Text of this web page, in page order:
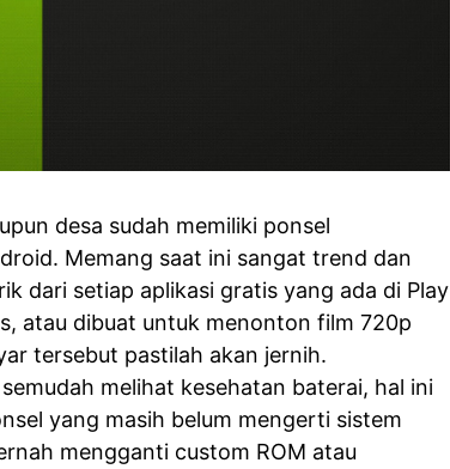
desa sudah memiliki ponsel
Memang saat ini sangat trend dan
dari setiap aplikasi gratis yang ada di Play
atau dibuat untuk menonton film 720p
tersebut pastilah akan jernih.
melihat kesehatan baterai, hal ini
yang masih belum mengerti sistem
mengganti custom ROM atau